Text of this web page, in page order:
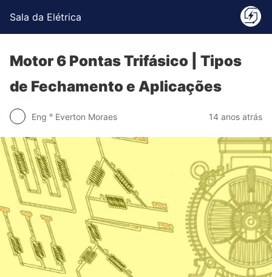
Sala da Elétrica
Motor 6 Pontas Trifásico | Tipos
de Fechamento e Aplicações
Eng ° Everton Moraes 14 anos atrás